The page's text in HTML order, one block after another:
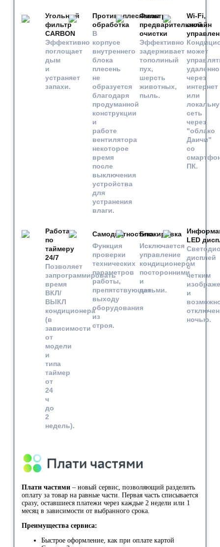
Угольный
фильтр
CARBON
Эффективно
поглощает
дым
и
устраняет
запахи.
Противоплесневая
обработка
В
корпусе
внутреннего
блока
плесень
не
образуется
благодаря
продуманной
конструкции
и
работе
вентилятора
некоторое
время
после
выключения
устройства
для
устранения
влаги.
Фильтр
предварительной
очистки
Эффективно
задерживает
тополиный
пух,
шерсть
животных,
пыль.
Wi-Fi,
онлайн
может
удаленно
через
интернет
или
сеть
через
"облако
Даичи"
со
ПК.
Работа
по
таймеру
24/7
Позволяет
запрограммировать
время
ВКЛ/
ВЫКЛ
кондиционера
(в
зависимости
от
модели
и
типа
таймер
от
24
ч
до
2
недель).
Самодиагностика
Функция
проверки
технических
параметров
работы,
препятствующая
выходу
оборудования
из
строя.
Блокировка
Исключается
управление
кондиционером
посторонними
и
детьми.
LED
дисплей
c
четким
и
ночью.
Плати частями – новый сервис, позволяющий разделить
оплату за товар на равные части. Первая часть списывается
сразу, оставшиеся платежи через каждые 2 недели или 1
месяц в зависимости от выбранного срока.
Преимущества сервиса:
Быстрое оформление, как при оплате картой